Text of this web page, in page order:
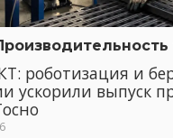
роботизация и
ускорили выпуск